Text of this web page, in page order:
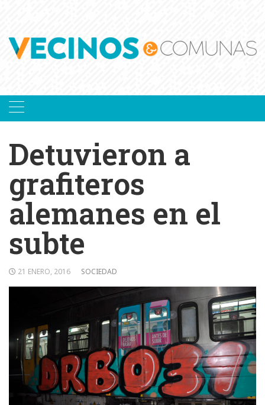
Detuvieron a
grafiteros
alemanes en el
subte
21 ENERO, 2016 SOCIEDAD